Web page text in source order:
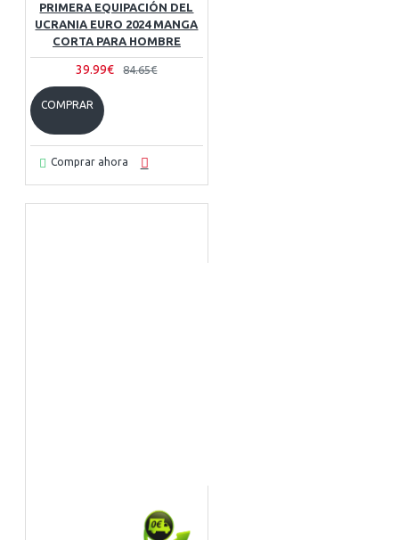
PRIMERA EQUIPACIÓN DEL
UCRANIA EURO 2024 MANGA
CORTA PARA HOMBRE
39.99€ 84.65€
COMPRAR
Comprar ahora